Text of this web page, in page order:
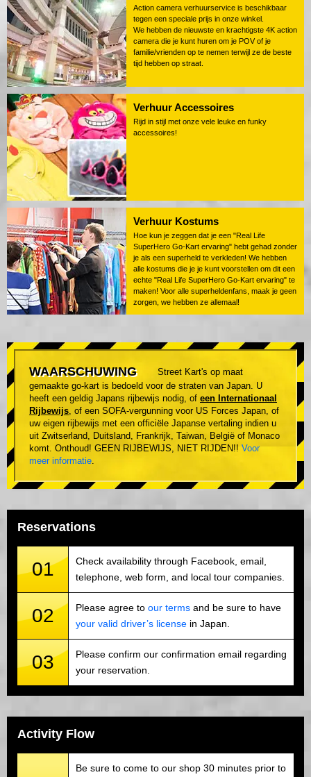
Action camera verhuurservice is beschikbaar
tegen een speciale prijs in onze winkel.
We hebben de nieuwste en krachtigste 4K action
camera die je kunt huren om je POV of je
familie/vrienden op te nemen terwijl ze de beste
tijd hebben op straat.
Verhuur Accessoires
Rijd in stijl met onze vele leuke en funky
accessoires!
Verhuur Kostums
Hoe kun je zeggen dat je een "Real Life
SuperHero Go-Kart ervaring" hebt gehad zonder
je als een superheld te verkleden! We hebben
alle kostums die je je kunt voorstellen om dit een
echte "Real Life SuperHero Go-Kart ervaring" te
maken! Voor alle superheldenfans, maak je geen
zorgen, we hebben ze allemaal!
WAARSCHUWING
Street Kart's op maat
gemaakte go-kart is bedoeld voor de straten van Japan. U
heeft een geldig Japans rijbewijs nodig, of een Internationaal
Rijbewijs , of een SOFA-vergunning voor US Forces Japan, of
uw eigen rijbewijs met een officiële Japanse vertaling indien u
uit Zwitserland, Duitsland, Frankrijk, Taiwan, België of Monaco
komt. Onthoud! GEEN RIJBEWIJS, NIET RIJDEN!! Voor
meer informatie
Reservations
01
Check availability through Facebook, email,
telephone, web form, and local tour companies.
02 Please agree to our terms and be sure to have
your valid driver’s license in Japan.
03
Please confirm our confirmation email regarding
your reservation.
Activity Flow
Be sure to come to our shop 30 minutes prior to